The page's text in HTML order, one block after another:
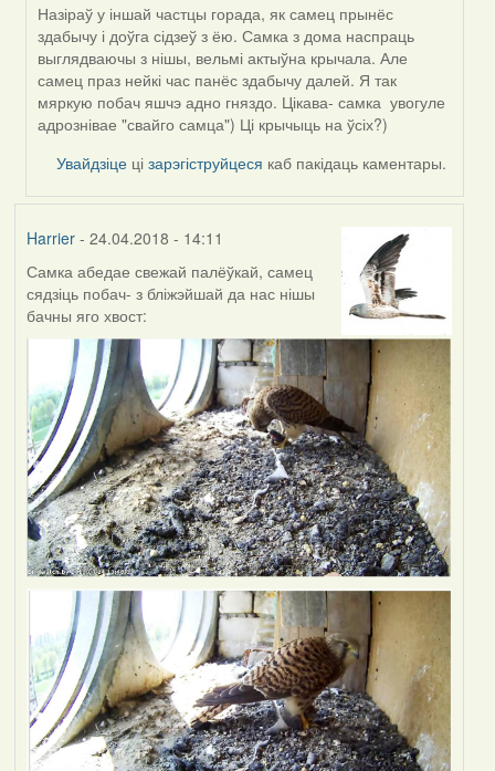
In
reply
to
by
Harrier
Назіраў у іншай частцы горада, як самец прынёс
здабычу і доўга сідзеў з ёю. Самка з дома наспраць
выглядваючы з нішы, вельмі актыўна крычала. Але
самец праз нейкі час панёс здабычу далей. Я так
мяркую побач яшчэ адно гняздо. Цікава- самка увогуле
адрознівае "свайго самца") Ці крычыць на ўсіх?)
Увайдзіце цізарэгіструйцеся каб пакідаць каментары.
Harrier- 24.04.2018 - 14:11
Самка абедае свежай палёўкай, самец
сядзіць побач- з бліжэйшай да нас нішы
бачны яго хвост: